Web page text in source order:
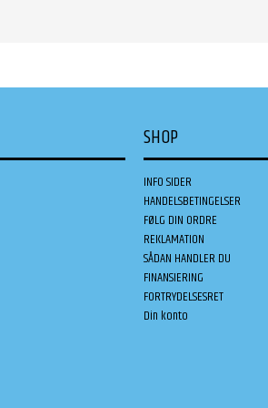
SHOP
INFO SIDER
HANDELSBETINGELSER
FØLG DIN ORDRE
REKLAMATION
SÅDAN HANDLER DU
FINANSIERING
FORTRYDELSESRET
Din konto